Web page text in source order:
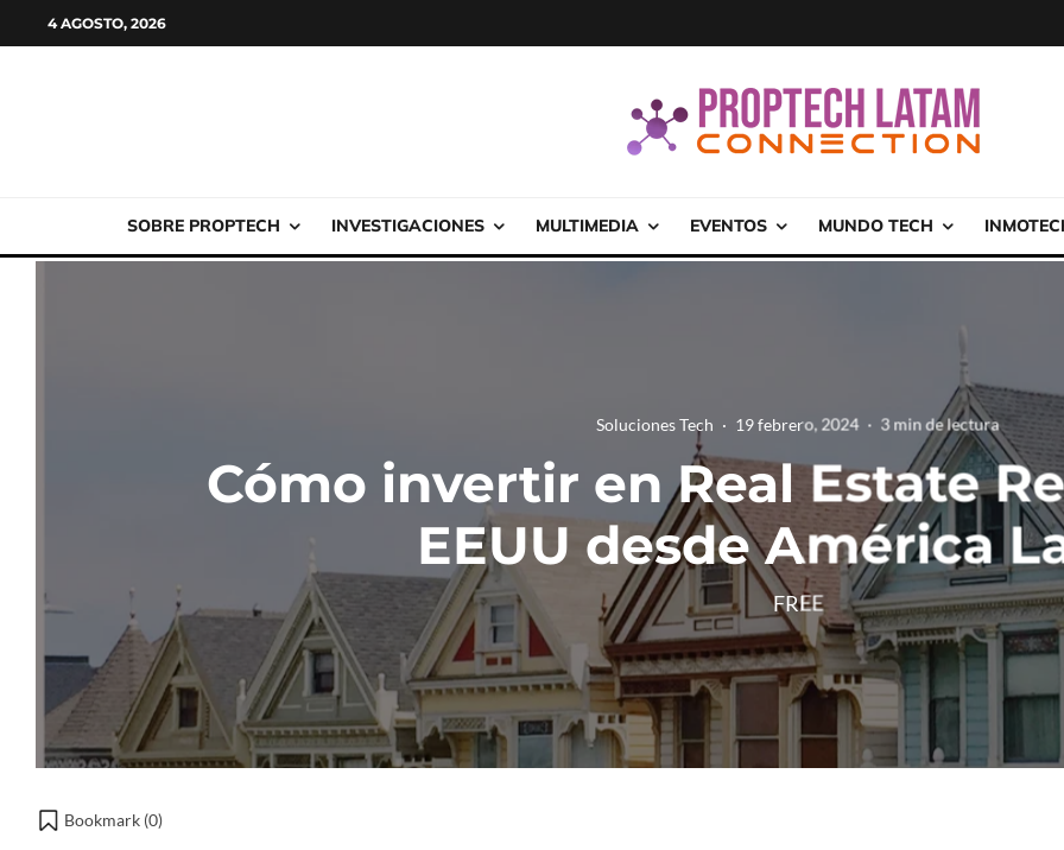
4 AGOSTO, 2026
SOBRE PROPTECH INVESTIGACIONES MULTIMEDIA EVENTOS MUNDO TECH
Soluciones Tech · 19 febrero, 2024 · 3 min de lectura
Cómo invertir en Real Estate
EEUU desde América
FREE
Bookmark (0)